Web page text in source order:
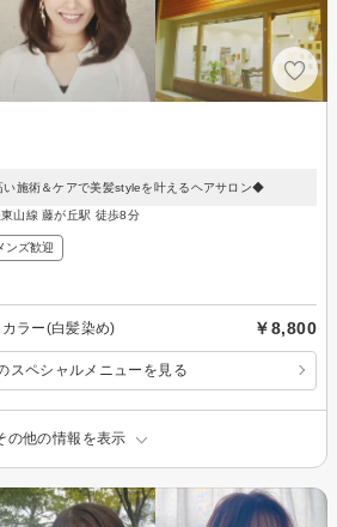
い施術＆ケアで美髪styleを叶えるヘアサロン◆
山線 藤が丘駅 徒歩8分
ンズ歓迎
ラー(白髪染め) ￥8,800
スペシャルメニューを見る
の他の情報を表示